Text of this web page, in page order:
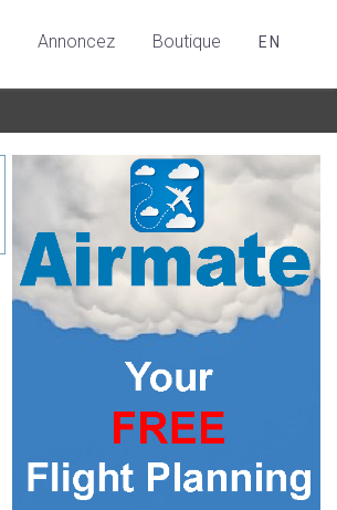
Annoncez Boutique EN